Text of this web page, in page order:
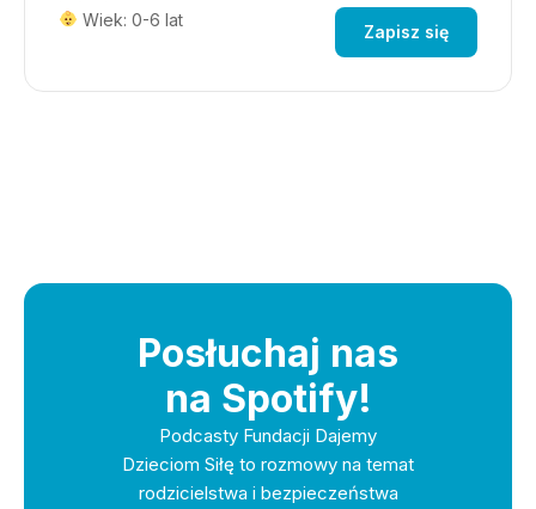
Wiek: 0-6 lat
Zapisz się
Posłuchaj nas
na Spotify!
Podcasty Fundacji Dajemy
Dzieciom Siłę to rozmowy na temat
rodzicielstwa i bezpieczeństwa